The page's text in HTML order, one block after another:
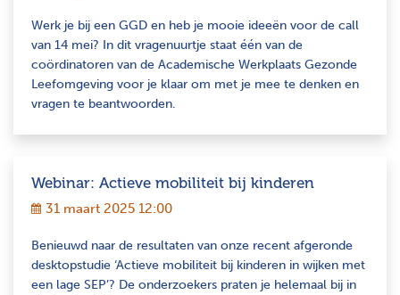
Werk je bij een GGD en heb je mooie ideeën voor de call
van 14 mei? In dit vragenuurtje staat één van de
coördinatoren van de Academische Werkplaats Gezonde
Leefomgeving voor je klaar om met je mee te denken en
vragen te beantwoorden.
Webinar: Actieve mobiliteit bij kinderen
31 maart 2025 12:00
Benieuwd naar de resultaten van onze recent afgeronde
desktopstudie ‘Actieve mobiliteit bij kinderen in wijken met
een lage SEP’? De onderzoekers praten je helemaal bij in